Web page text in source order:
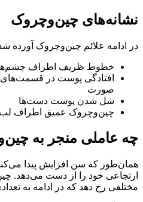
نشانه‌‌های چین‌وچروک
در ادامه علائم چین‌وچروک آورده
خطوط ظریف اطراف
افتادگی پوست در قسمت‌های
صورت
شل شدن پوست دست‌ها
چین‌وچروک عمیق اطراف
چه عاملی منجر به
همان‌طور که سن افزایش پیدا
ارتجاعی خود را از دست می‌دهد.
مختلفی رخ دهد که در ادامه به